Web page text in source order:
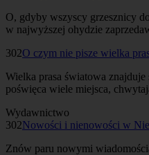
O, gdyby wszyscy grzesznicy
w najwyższej ohydzie
302O czym nie pisze wielka
Wielka prasa światowa
poświęca wiele miejsca,
Wydawnictwo
302Nowości i nienowości w
Znów paru nowymi